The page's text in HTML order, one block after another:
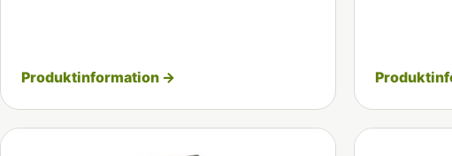
Produktinformation →